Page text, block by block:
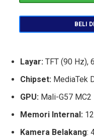
BELI
Layar: TFT (90 Hz),
Chipset: MediaTek
GPU: Mali-G57 MC2
Memori Internal:
Kamera Belakang: